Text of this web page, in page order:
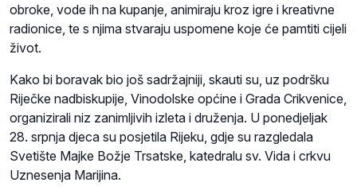
obroke, vode ih na kupanje, animiraju kroz igre i kreativne
radionice, te s njima stvaraju uspomene koje će pamtiti cijeli
život.
Kako bi boravak bio još sadržajniji, skauti su, uz podršku
Riječke nadbiskupije, Vinodolske općine i Grada Crikvenice,
organizirali niz zanimljivih izleta i druženja. U ponedjeljak
28. srpnja djeca su posjetila Rijeku, gdje su razgledala
Svetište Majke Božje Trsatske, katedralu sv. Vida i crkvu
Uznesenja Marijina.